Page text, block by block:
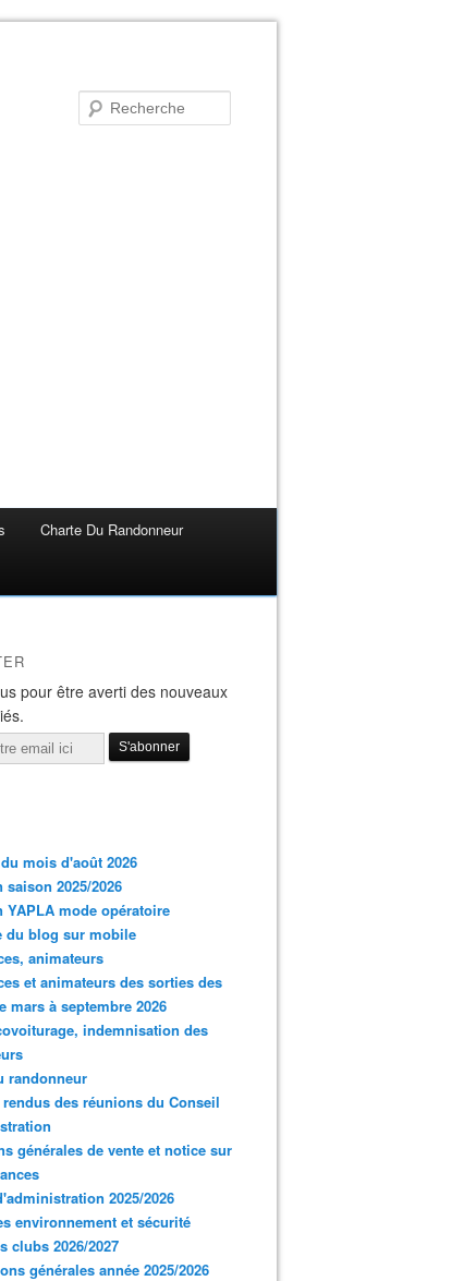
Charte Du Randonneur
pour être averti des nouveaux
mois d'août 2026
saison 2025/2026
YAPLA mode opératoire
du blog sur mobile
animateurs
et animateurs des sorties des
mars à septembre 2026
indemnisation des
randonneur
des réunions du Conseil
générales de vente et notice sur
2025/2026
environnement et sécurité
clubs 2026/2027
générales année 2025/2026